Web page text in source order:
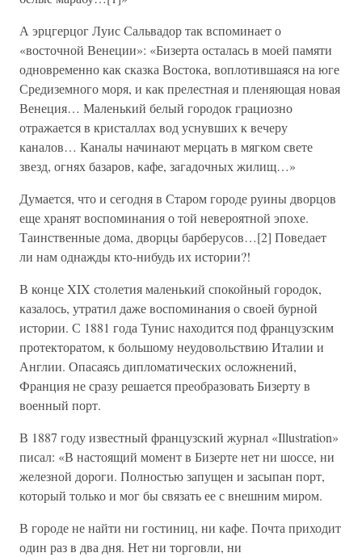
А эрцгерцог Луис Сальвадор так вспоминает о
«восточной Венеции»: «Бизерта осталась в моей памяти
одновременно как сказка Востока, воплотившаяся на юге
Средиземного моря, и как прелестная и пленяющая новая
Венеция… Маленький белый городок грациозно
отражается в кристаллах вод уснувших к вечеру
каналов… Каналы начинают мерцать в мягком свете
звезд, огнях базаров, кафе, загадочных жилищ…»
Думается, что и сегодня в Старом городе руины дворцов
еще хранят воспоминания о той невероятной эпохе.
Таинственные дома, дворцы барберусов…[2] Поведает
ли нам однажды кто-нибудь их истории?!
В конце XIX столетия маленький спокойный городок,
казалось, утратил даже воспоминания о своей бурной
истории. С 1881 года Тунис находится под французским
протекторатом, к большому неудовольствию Италии и
Англии. Опасаясь дипломатических осложнений,
Франция не сразу решается преобразовать Бизерту в
военный порт.
В 1887 году известный французский журнал «Illustration»
писал: «В настоящий момент в Бизерте нет ни шоссе, ни
железной дороги. Полностью запущен и засыпан порт,
который только и мог бы связать ее с внешним миром.
В городе не найти ни гостиниц, ни кафе. Почта приходит
один раз в два дня. Нет ни торговли, ни